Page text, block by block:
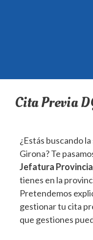
Cita Previa
¿Estás buscando
Girona? Te
Jefatura
tienes en la
Pretendemos
gestionar tu cita
que gestiones